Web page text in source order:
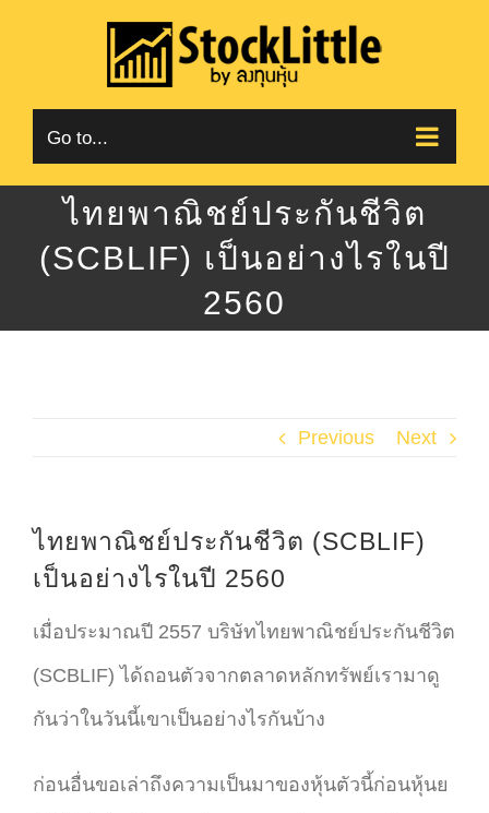
content
Go to...
ไทยพาณิชย์ประกันชีวิต
(SCBLIF) เป็นอย่างไรในปี
2560
Previous Next
ไทยพาณิชย์ประกันชีวิต (SCBLIF)
เป็นอย่างไรในปี 2560
เมื่อประมาณปี 2557 บริษัทไทยพาณิชย์ประกันชีวิต
(SCBLIF) ได้ถอนตัวจากตลาดหลักทรัพย์เรามาดู
กันว่าในวันนี้เขาเป็นอย่างไรกันบ้าง
ก่อนอื่นขอเล่าถึงความเป็นมาของหุ้นตัวนี้ก่อนหุ้นย